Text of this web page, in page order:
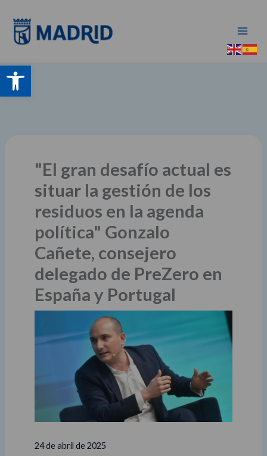
Abrir barra de herramientas
contenido
"El gran desafío actual es
situar la gestión de los
residuos en la agenda
política" Gonzalo
Cañete, consejero
delegado de PreZero en
España y Portugal
24 de abril de 2025